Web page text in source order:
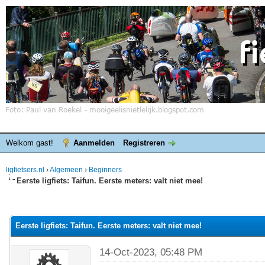
Welkom gast! Aanmelden Registreren
ligfietsers.nl ›Algemeen › Beginners
Eerste ligfiets: Taifun. Eerste meters: valt niet mee!
Eerste ligfiets: Taifun. Eerste meters: valt niet mee!
14-Oct-2023, 05:48 PM